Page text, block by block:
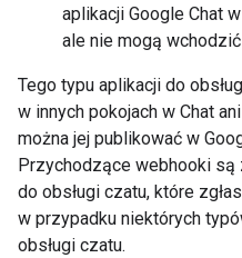
aplikacji Google Chat
ale nie mogą
Tego typu aplikacji do
w innych pokojach w Chat
można jej publikować w
Przychodzące webhooki
do obsługi czatu, które
w przypadku niektórych
obsługi czatu.